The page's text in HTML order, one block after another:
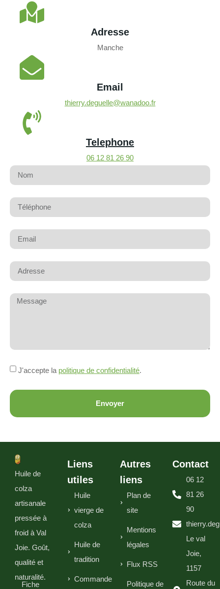
Adresse
Manche
Email
thierry.deguelle@wanadoo.fr
Telephone
06 12 81 26 90
J'accepte la politique de confidentialité
Envoyer
Huile de
colza
artisanale
pressée à
froid à Val
Joie. Goût,
qualité et
naturalité.
Fiche
Liens
utiles
Huile
vierge de
colza
Huile de
tradition
Commande
Autres
liens
Plan de
site
Mentions
légales
Flux RSS
Politique de
Contact
06 12
81 26
90
Le val
Joie,
1157
Route du